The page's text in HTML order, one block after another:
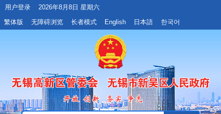
用户登录
2026年8月8日 星期六
繁体版
无障碍浏览 长者模式 English 日本語 한국어